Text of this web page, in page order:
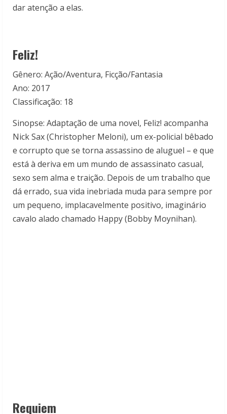
dar atenção a elas.
Feliz!
Gênero: Ação/Aventura, Ficção/Fantasia
Ano: 2017
Classificação: 18
Sinopse: Adaptação de uma novel, Feliz! acompanha
Nick Sax (Christopher Meloni), um ex-policial bêbado
e corrupto que se torna assassino de aluguel – e que
está à deriva em um mundo de assassinato casual,
sexo sem alma e traição. Depois de um trabalho que
dá errado, sua vida inebriada muda para sempre por
um pequeno, implacavelmente positivo, imaginário
cavalo alado chamado Happy (Bobby Moynihan).
Requiem